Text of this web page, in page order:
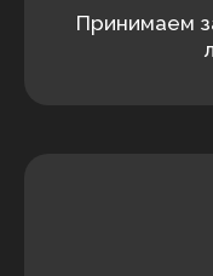
Принимаем